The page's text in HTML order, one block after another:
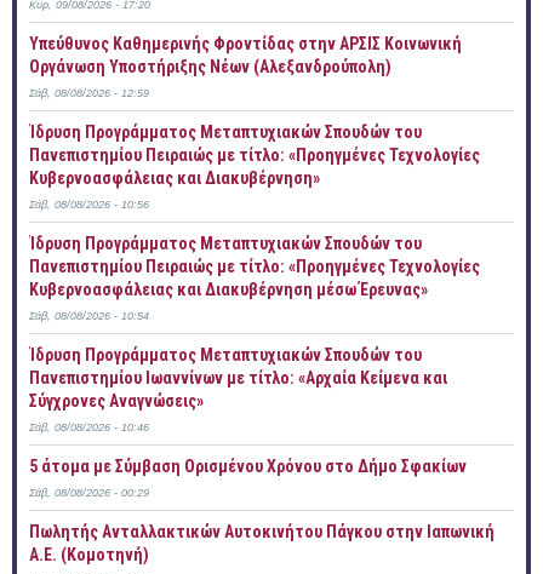
Κυρ, 09/08/2026 - 17:20
Yπεύθυνος Καθημερινής Φροντίδας στην ΑΡΣΙΣ Κοινωνική
Οργάνωση Υποστήριξης Νέων (Αλεξανδρούπολη)
Σάβ, 08/08/2026 - 12:59
Ίδρυση Προγράμματος Μεταπτυχιακών Σπουδών του
Πανεπιστημίου Πειραιώς με τίτλο: «Προηγμένες Τεχνολογίες
Κυβερνοασφάλειας και Διακυβέρνηση»
Σάβ, 08/08/2026 - 10:56
Ίδρυση Προγράμματος Μεταπτυχιακών Σπουδών του
Πανεπιστημίου Πειραιώς με τίτλο: «Προηγμένες Τεχνολογίες
Κυβερνοασφάλειας και Διακυβέρνηση μέσω Έρευνας»
Σάβ, 08/08/2026 - 10:54
Ίδρυση Προγράμματος Μεταπτυχιακών Σπουδών του
Πανεπιστημίου Ιωαννίνων με τίτλο: «Αρχαία Κείμενα και
Σύγχρονες Αναγνώσεις»
Σάβ, 08/08/2026 - 10:46
5 άτομα με Σύμβαση Ορισμένου Χρόνου στο Δήμο Σφακίων
Σάβ, 08/08/2026 - 00:29
Πωλητής Ανταλλακτικών Αυτοκινήτου Πάγκου στην Ιαπωνική
Α.Ε. (Κομοτηνή)